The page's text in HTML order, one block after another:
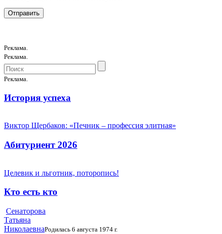
Реклама.
Реклама.
Реклама.
История успеха
Виктор Щербаков: «Печник – профессия элитная»
Абитуриент 2026
Целевик и льготник, поторопись!
Кто есть кто
Сенаторова
Татьяна
НиколаевнаРодилась 6 августа 1974 г.